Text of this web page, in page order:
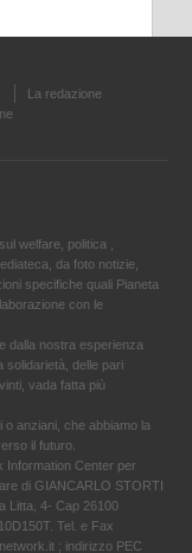
La redazione
welfare, politica ,
da foto notizie,
specifiche quali Pianeta
con le
dalla nostra esperienza
solidarietà, delle pari
vada fatta più
o anziani, che abbiamo la
il futuro.
Information Center per
di GIANCARLO STORTI
Litta, 4- Cap 26100
Tel. e Fax
; indirizzo PEC